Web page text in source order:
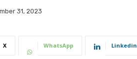
31, 2023
X WhatsApp Linkedin